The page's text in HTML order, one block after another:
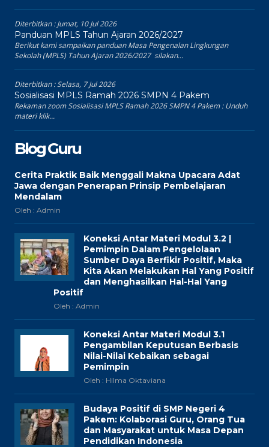
Diterbitkan :Jumat, 10 Jul 2026
Panduan MPLS Tahun Ajaran 2026/2027
Berikut kami sampaikan panduan Masa Pengenalan Lingkungan
Sekolah (MPLS) Tahun Ajaran 2026/2027 silakan...
Diterbitkan :Selasa, 7 Jul 2026
Sosialisasi MPLS Ramah 2026 SMPN 4 Pakem
Rekaman zoom Sosialisasi MPLS Ramah 2026 SMPN 4 Pakem : Unduh
materi klik...
Blog Guru
Cerita Praktik Baik Menggali Makna Upacara Adat
Jawa dengan Penerapan Prinsip Pembelajaran
Mendalam
Oleh : Admin
Koneksi Antar Materi Modul 3.2 |
Pemimpin Dalam Pengelolaan
Sumber Daya Berfikir Positif, Maka
Kita Akan Melakukan Hal Yang Positif
dan Menghasilkan Hal-Hal Yang
Positif
Oleh : Admin
Koneksi Antar Materi Modul 3.1
Pengambilan Keputusan Berbasis
Nilai-Nilai Kebaikan sebagai
Pemimpin
Oleh : Hilma Oktaviana
Budaya Positif di SMP Negeri 4
Pakem: Kolaborasi Guru, Orang Tua
dan Masyarakat untuk Masa Depan
Pendidikan Indonesia